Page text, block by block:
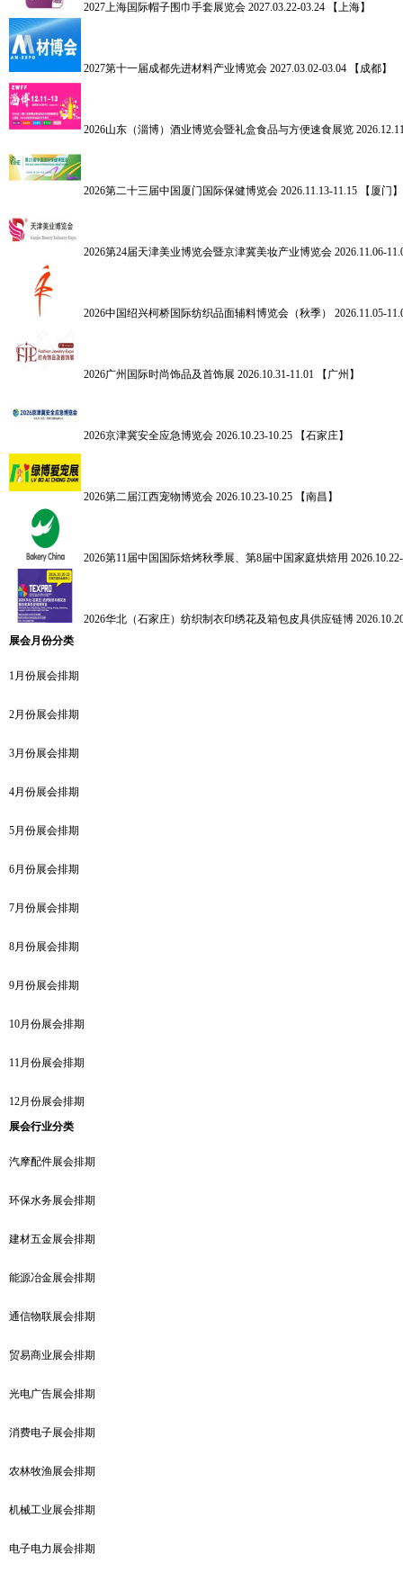
2027上海国际帽子围巾手套展览会 2027.03.22-03.24 【上海】
2027第十一届成都先进材料产业博览会 2027.03.02-03.04 【成都】
2026山东（淄博）酒业博览会暨礼盒食品与方便速食展览
2026第二十三届中国厦门国际保健博览会 2026.11.13-11.15 【厦门】
2026第24届天津美业博览会暨京津冀美妆产业博览会 2026.11.06-
2026中国绍兴柯桥国际纺织品面辅料博览会（秋季） 2026.11.05-
2026广州国际时尚饰品及首饰展 2026.10.31-11.01 【广州】
2026京津冀安全应急博览会 2026.10.23-10.25 【石家庄】
2026第二届江西宠物博览会 2026.10.23-10.25 【南昌】
2026第11届中国国际焙烤秋季展、第8届中国家庭烘焙用
2026华北（石家庄）纺织制衣印绣花及箱包皮具供应链博
展会月份分类
1月份展会排期
2月份展会排期
3月份展会排期
4月份展会排期
5月份展会排期
6月份展会排期
7月份展会排期
8月份展会排期
9月份展会排期
10月份展会排期
11月份展会排期
12月份展会排期
展会行业分类
汽摩配件展会排期
环保水务展会排期
建材五金展会排期
能源冶金展会排期
通信物联展会排期
贸易商业展会排期
光电广告展会排期
消费电子展会排期
农林牧渔展会排期
机械工业展会排期
电子电力展会排期